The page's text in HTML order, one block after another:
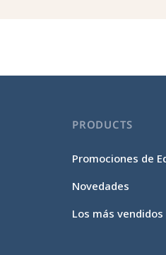
PRODUCTS
Promociones de
Novedades
Los más vendidos